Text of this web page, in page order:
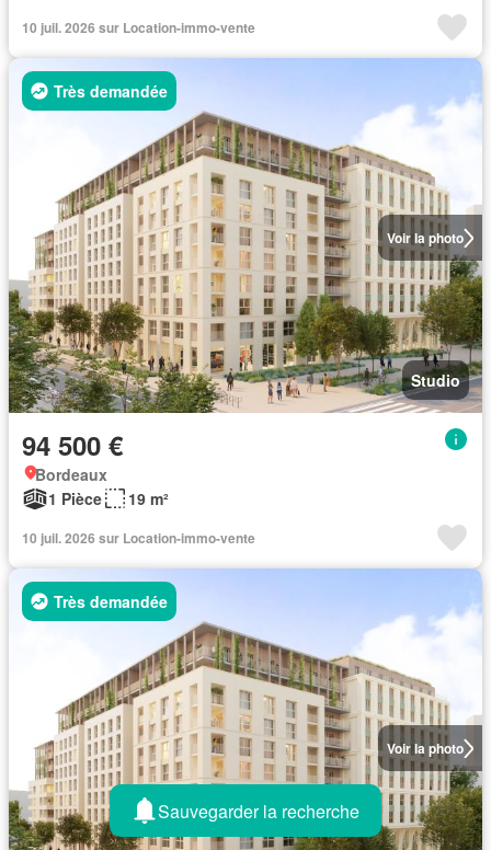
10 juil. 2026 sur Location-immo-vente
Voir la photo
Très demandée
Studio
94 500 €
Bordeaux
1 Pièce
19 m²
10 juil. 2026 sur Location-immo-vente
Voir la photo
Très demandée
Sauvegarder la recherche